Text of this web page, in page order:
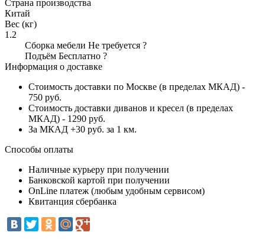
Страна производства
Китай
Вес (кг)
1.2
Сборка мебели Не требуется ?
Подъём Бесплатно ?
Информация о доставке
Стоимость доставки по Москве (в пределах МКАД) -
750 руб.
Стоимость доставки диванов и кресел (в пределах
МКАД) - 1290 руб.
За МКАД +30 руб. за 1 км.
Способы оплаты
Наличные курьеру при получении
Банковской картой при получении
OnLine платеж (любым удобным сервисом)
Квитанция сбербанка